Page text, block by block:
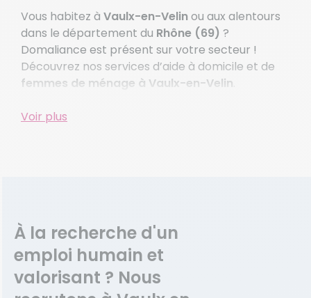
Vous habitez à Vaulx-en-Velinou aux alentours
dans le département du Rhône (69) ?
Domaliance est présent sur votre secteur !
Découvrez nos services d’aide à domicile et de
femmes de ménage à Vaulx-en-Velin
Comment trouver une
logement ? Éradiquer la poussière des sols ou
encore repasser votre
linge
engager une de nosfemmes de ménage à
Vaulx-en-Velin . Elle saura se montrer utile et
Voir plus
À la recherche d'un
emploi humain et
valorisant ? Nous